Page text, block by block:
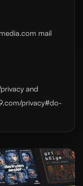
mail
and
privacy#do-